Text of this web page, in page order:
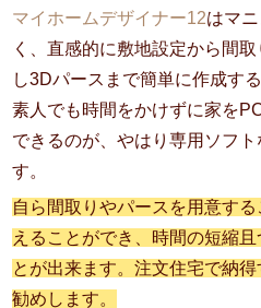
マイホームデザイナー12はマ
く、直感的に敷地設定から間
し3Dパースまで簡単に作成す
素人でも時間をかけずに家を
できるのが、やはり専用ソフ
す。
自ら間取りやパースを用意す
えることができ、時間の短縮
とが出来ます。注文住宅で納
勧めします。